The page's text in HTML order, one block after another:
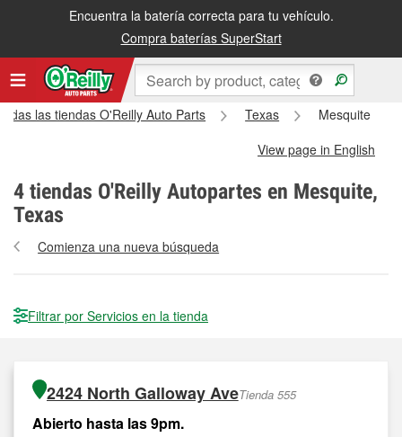
Encuentra la batería correcta para tu vehículo.
Compra baterías SuperStart
las tiendas O'Reilly Auto Parts Texas
Mesquite
View page in English
4 tiendas O'Reilly Autopartes en Mesquite,
Texas
Comienza una nueva búsqueda
Filtrar por Servicios en la tienda
2424 North Galloway AveTienda 555
Abierto hasta las 9pm.